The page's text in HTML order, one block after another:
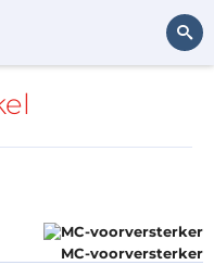
MC-voorversterker